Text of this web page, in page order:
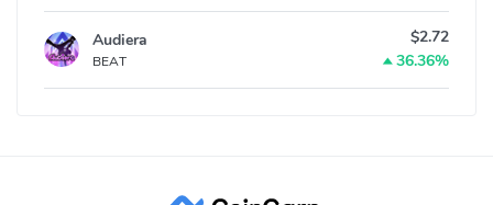
Audiera
BEAT
$2.72
36.36%